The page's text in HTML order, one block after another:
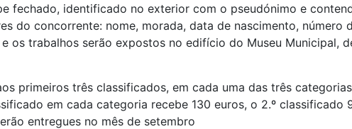
fechado, identificado no exterior com o pseudónimo e
do concorrente: nome, morada, data de nascimento, número
os trabalhos serão expostos no edifício do Museu Municipal,
primeiros três classificados, em cada uma das três
em cada categoria recebe 130 euros, o 2.º classificado
entregues no mês de setembro